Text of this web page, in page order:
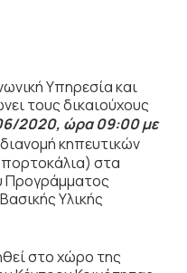
Υπηρεσία και
τους δικαιούχους
2020, ώρα 09:00 με
κηπευτικών
στα
Προγράμματος
Υλικής
στο χώρο της